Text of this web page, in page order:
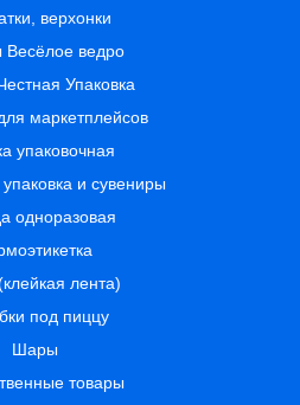
верхонки
Весёлое ведро
Упаковка
маркетплейсов
упаковочная
и сувениры
одноразовая
лента)
под пиццу
Шары
товары